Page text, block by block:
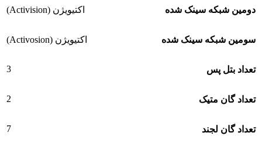
دومین شبکه سینک شده اکتیویژن (Activision)
سومین شبکه سینک شده اکتیویژن (Activosion)
تعداد بتل پس 3
تعداد گان متیک 2
تعداد گان لجند 7